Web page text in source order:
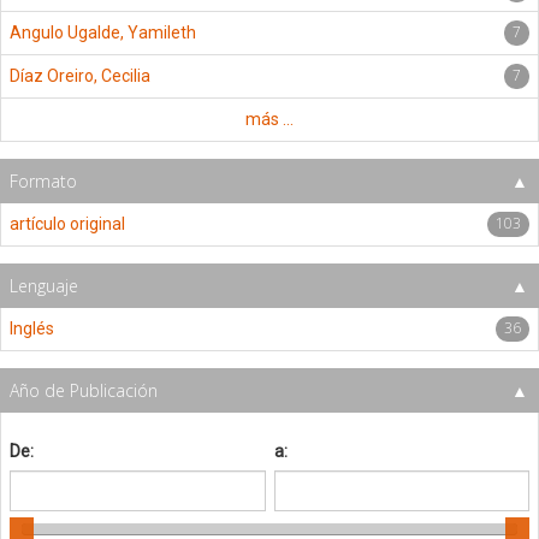
Angulo Ugalde, Yamileth 7
Díaz Oreiro, Cecilia 7
más ...
Formato
artículo original 103
Lenguaje
Inglés 36
Año de Publicación
De: a: